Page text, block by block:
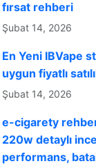
fırsat rehberi
Şubat 14, 2026
En Yeni IBVape
uygun fiyatlı
Şubat 14, 2026
e-cigarety
220w detaylı
performans,